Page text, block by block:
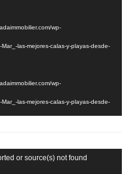
wp-
las-mejores-calas-y-playas-desde-
wp-
las-mejores-calas-y-playas-desde-
or source(s) not found